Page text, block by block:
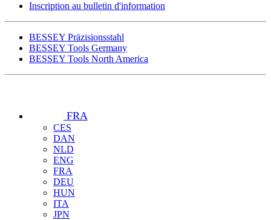
Inscription au bulletin d'information
BESSEY Präzisionsstahl
BESSEY Tools Germany
BESSEY Tools North America
FRA
CES
DAN
NLD
ENG
FRA
DEU
HUN
ITA
JPN